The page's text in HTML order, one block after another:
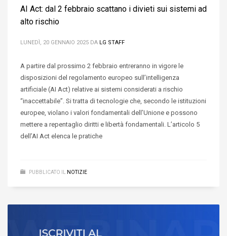
AI Act: dal 2 febbraio scattano i divieti sui sistemi ad
alto rischio
LUNEDÌ, 20 GENNAIO 2025 DA LG STAFF
A partire dal prossimo 2 febbraio entreranno in vigore le
disposizioni del regolamento europeo sull’intelligenza
artificiale (AI Act) relative ai sistemi considerati a rischio
“inaccettabile”. Si tratta di tecnologie che, secondo le istituzioni
europee, violano i valori fondamentali dell’Unione e possono
mettere a repentaglio diritti e libertà fondamentali. L’articolo 5
dell’AI Act elenca le pratiche
PUBBLICATO IL NOTIZIE